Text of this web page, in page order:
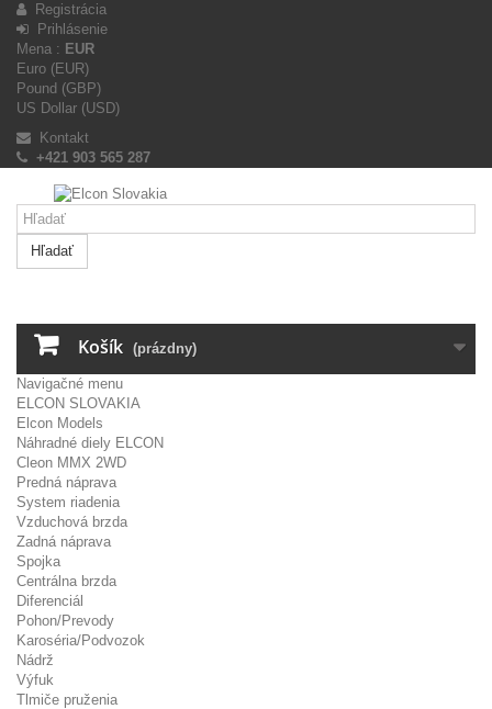
Registrácia
Prihlásenie
Mena : EUR
Euro (EUR)
Pound (GBP)
US Dollar (USD)
Kontakt
+421 903 565 287
Hľadať
Košík (prázdny)
Navigačné menu
ELCON SLOVAKIA
Elcon Models
Náhradné diely ELCON
Cleon MMX 2WD
Predná náprava
System riadenia
Vzduchová brzda
Zadná náprava
Spojka
Centrálna brzda
Diferenciál
Pohon/Prevody
Karoséria/Podvozok
Nádrž
Výfuk
Tlmiče pruženia